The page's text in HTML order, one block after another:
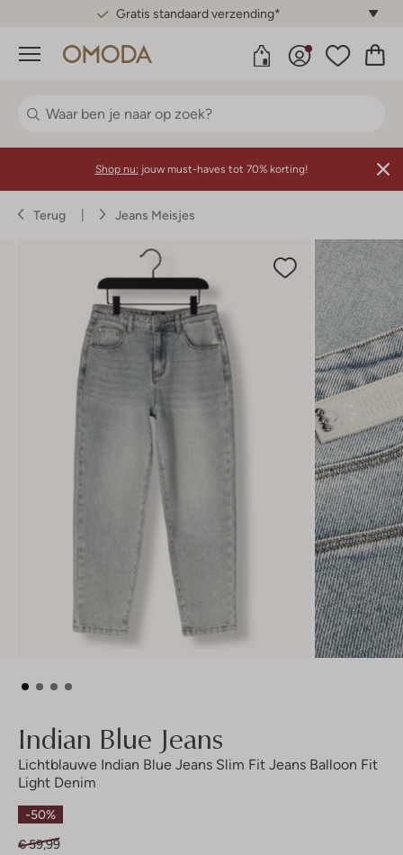
Gratis standaard verzending*
Menu
Shop nu: jouw must-haves tot 70% korting!
Terug Jeans Meisjes
Indian Blue Jeans
Lichtblauwe Indian Blue Jeans Slim Fit Jeans Balloon Fit
Light Denim
-50%
€ 59,99